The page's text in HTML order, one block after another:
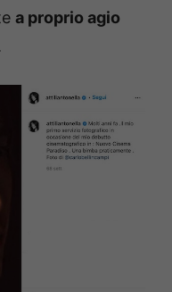
a proprio agio